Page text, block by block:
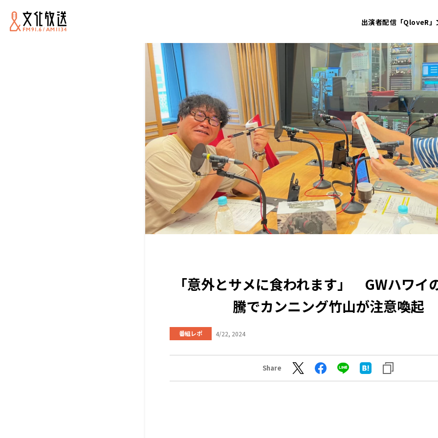
出演者配信「QloveR」
「意外とサメに食われます」 GWハワイ
騰でカンニング竹山が注意喚起
番組レポ 4/22, 2024
Share